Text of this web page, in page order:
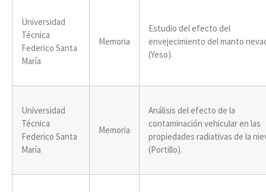
Universidad
Técnica
Federico Santa
María
Memoria
Estudio del efecto del
envejecimiento del manto
(Yeso).
Universidad
Técnica
Federico Santa
María
Memoria
Análisis del efecto de la
contaminación vehicular en las
propiedades radiativas de la
(Portillo).